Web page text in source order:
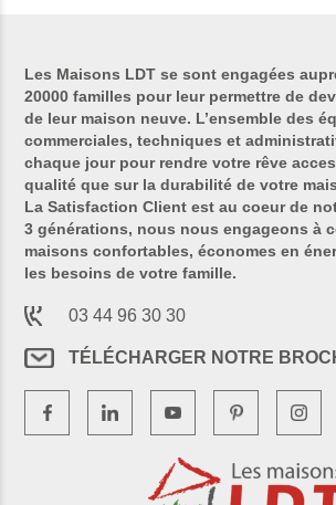
Les Maisons LDT se sont engagées
20000 familles pour leur permettre de
de leur maison neuve. L’ensemble des
commerciales, techniques et
chaque jour pour rendre votre rêve
qualité que sur la durabilité de votre
La Satisfaction Client est au coeur de
3 générations, nous nous engageons à
maisons confortables, économes en
les besoins de votre famille.
03 44 96 30 30
TÉLÉCHARGER NOTRE